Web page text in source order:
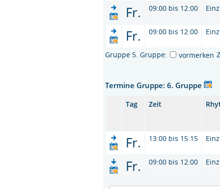
Fr. 09:00 bis 12:00
Fr. 09:00 bis 12:00
Gruppe 5. Gruppe: vormerken
Termine Gruppe: 6. Gruppe
Tag Zeit
Fr. 13:00 bis 15:15
Fr. 09:00 bis 12:00